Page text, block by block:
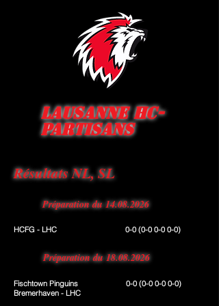
Lausanne HC-
Partisans
Résultats NL, SL
Préparation du14.08.2026
HCFG - LHC 0-0 (0-0 0-0 0-0)
Préparation du18.08.2026
Fischtown Pinguins
Bremerhaven - LHC
0-0 (0-0 0-0 0-0)